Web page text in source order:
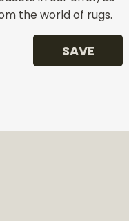
the world of rugs.
SAVE